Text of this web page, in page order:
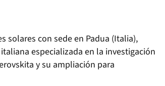
solares con sede en Padua (Italia),
especializada en la investigación
y su ampliación para